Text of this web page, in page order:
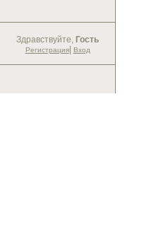
Здравствуйте, Гость
Регистрация| Вход